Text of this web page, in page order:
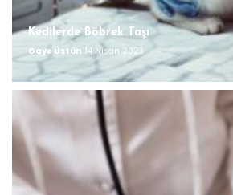
Kedilerde Böbrek Taşı
Gaye Üstün 14 Nisan 2023